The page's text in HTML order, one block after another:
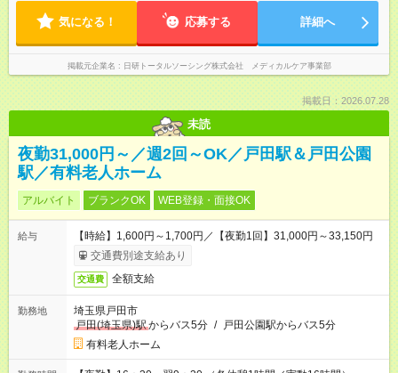
気になる！ 応募する 詳細へ
掲載元企業名 日研トータルソーシング株式会社 メディカルケア事業部
掲載日：2026.07.28
未読
夜勤31,000円～／週2回～OK／戸田駅＆戸田公園
駅／有料老人ホーム
アルバイト ブランクOK WEB登録・面接OK
給与
【時給】1,600円～1,700円／【夜勤1回】31,000円～33,150円
交通費別途支給あり
交通費 全額支給
勤務地
埼玉県戸田市
戸田(埼玉県)駅からバス5分 / 戸田公園駅からバス5分
有料老人ホーム